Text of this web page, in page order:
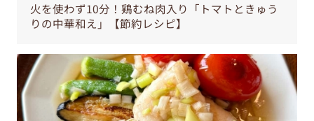
火を使わず10分！鶏むね肉入り「トマトときゅう
りの中華和え」【節約レシピ】